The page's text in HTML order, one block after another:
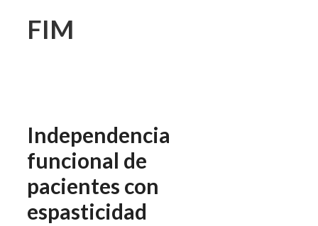
FIM
Independencia
funcional de
pacientes con
espasticidad